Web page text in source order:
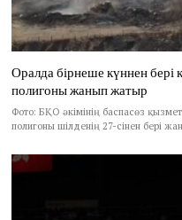
Оралда бірнеше күннен
полигоны жанып жатыр
Фото: БҚО әкімінің баспасөз
полигоны шілденің 27-сінен бері